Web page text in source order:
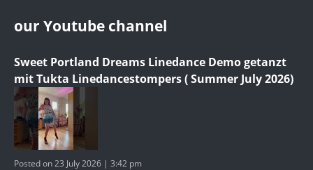
our Youtube channel
Sweet Portland Dreams Linedance Demo getanzt
mit Tukta Linedancestompers ( Summer July 2026)
Posted on 23 July 2026 | 3:42 pm